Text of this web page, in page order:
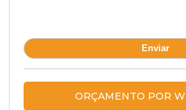
ORÇAMENTO POR